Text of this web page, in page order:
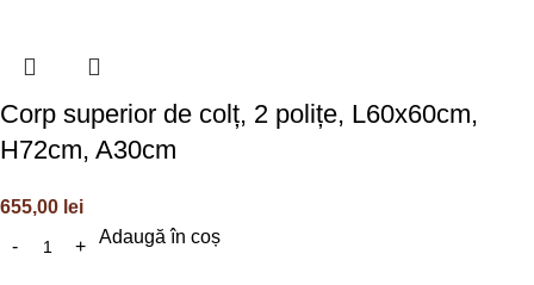
Corp superior de colț, 2 polițe, L60x60cm,
H72cm, A30cm
655,00 lei
Adaugă în coș